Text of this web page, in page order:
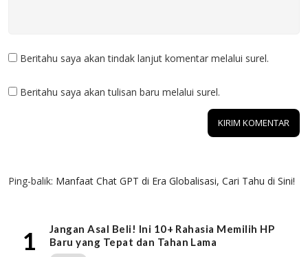
Beritahu saya akan tindak lanjut komentar melalui surel.
Beritahu saya akan tulisan baru melalui surel.
Ping-balik: Manfaat Chat GPT di Era Globalisasi, Cari Tahu di Sini!
1
Jangan Asal Beli! Ini 10+ Rahasia Memilih HP
Baru yang Tepat dan Tahan Lama